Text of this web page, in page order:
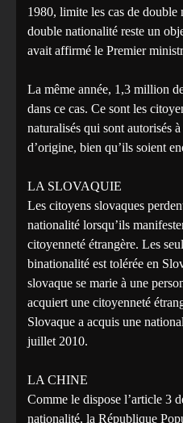
1980, limite les cas de
double nationalité reste un
avait affirmé le Premier
La même année, 1,3 million
dans ce cas. Ce sont les
naturalisés qui sont autorisés
d’origine, bien qu’ils soient
LA SLOVAQUIE
Les citoyens slovaques
nationalité lorsqu’ils
citoyenneté étrangère. Les
binationalité est tolérée en
slovaque se marie à une
acquiert une citoyenneté
Slovaque a acquis une
juillet 2010.
LA CHINE
Comme le dispose l’article 3
nationalité, la République